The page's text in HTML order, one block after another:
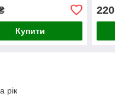
Купити
220
рік